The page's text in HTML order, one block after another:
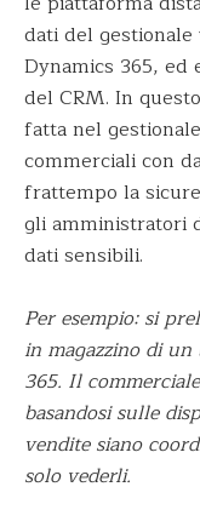
dati del
Dynamics 365,
del CRM. In
fatta nel
commerciali con
frattempo la
gli amministratori
dati sensibili.
Per esempio: si
in magazzino di
365. Il
basandosi sulle
vendite siano
solo vederli.